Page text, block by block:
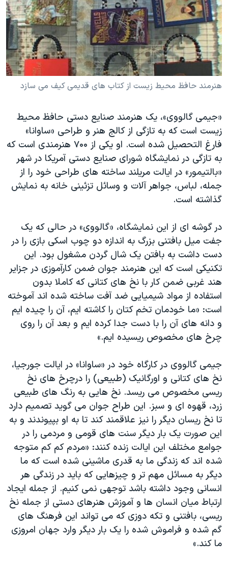
فرهنگ و زندگی
حقوق شهروندی
اقتصادی
علم و فناوری
اسرائیل در جنگ
آرشیو پخش زنده
مستندها
انتخابات ریاست جمهوری آمریکا ۲۰۲۴
حمله جمهوری اسلامی به اسرائیل
رمز مهسا
ورزش زنان در ایران
مجموعه مستندهای دادخواهی
تریبونال مردمی آبان ۹۸
دادگاه حمید نوری
چهل سال گروگان‌گیری
قانون شفافیت دارائی کادر رهبری ایران
اسرائیل در جنگ
نرگس محمدی برنده جایزه نوبل صلح
همایش محافظه‌کاران آمریکا «سی‌پک»
صفحه‌های ویژه
سفر پرزیدنت ترامپ به چین
دنبال کنید
زبانهای مختلف
هنرمند حافظ محیط زیست از کتاب های قدیمی کیف می سازد
«جیمی گالووی»، یک هنرمند صنایع دستی حافظ محیط
زیست است که به تازگی از کالج هنر و طراحی «ساوانا»
فارغ التحصیل شده است. او یکی از ۷۰۰ هنرمندی است که
به تازگی در نمایشگاه شورای صنایع دستی آمریکا در شهر
«بالتیمور» در ایالت مریلند ساخته های طراحی خود را از
جمله، لباس، جواهر آلات و وسائل تزئینی خانه به نمایش
گذاشته است.
در گوشه ای از این نمایشگاه، «گالووی» در حالی که یک
جفت میل بافتنی بزرگ به اندازه دو چوب اسکی بازی را در
دست داشت به بافتن یک شال گردن مشغول بود. این
تکنیکی است که این هنرمند جوان ضمن کارآموزی در جزایر
هند غربی ضمن کار با نخ های کتانی که کاملا بدون
استفاده از مواد شیمیایی ضد آفت ساخته شده اند آموخته
است: «ما خودمان تخم کتان را کاشته ایم، آن را چیده ایم
و دانه های آن را با دست جدا کرده ایم و بعد آن را روی
چرخ های مخصوص ریسیده ایم.»
جیمی گالووی در کارگاه خود در «ساوانا» در ایالت جورجیا،
نخ های کتانی و اورگانیک (طبیعی) را درچرخ های نخ
ریسی مخصوص می ریسد. نخ هایی به رنگ های طبیعی
زرد، قهوه ای و سبز. این طراح جوان می گوید تصمیم دارد
تا نخ ریسان دیگر را نیز علاقمند کند تا به او بپیوندند و به
این صورت یک بار دیگر سنت های قومی و مردمی را در
جوامع مختلف این ایالت زنده کنند: «مردم کم کم متوجه
شده اند که زندگی ما به قدری ماشینی شده است که ما
دیگر به مسائل مهم تر و چیزهایی که باید در زندگی هر
انسانی وجود داشته باشد توجهی نمی کنیم. از جمله ایجاد
ارتباط میان انسان ها و آموزش هنرهای دستی از جمله نخ
ریسی، بافتنی و تکه دوزی که می تواند این فرهنگ های
گم شده و فراموش شده را یک بار دیگر وارد جهان امروزی
ما کند.»